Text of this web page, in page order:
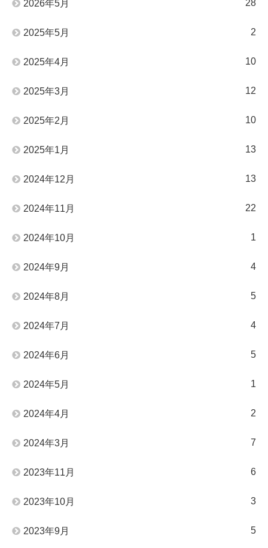
2026年5月 28
2025年5月 2
2025年4月 10
2025年3月 12
2025年2月 10
2025年1月 13
2024年12月 13
2024年11月 22
2024年10月 1
2024年9月 4
2024年8月 5
2024年7月 4
2024年6月 5
2024年5月 1
2024年4月 2
2024年3月 7
2023年11月 6
2023年10月 3
2023年9月 5